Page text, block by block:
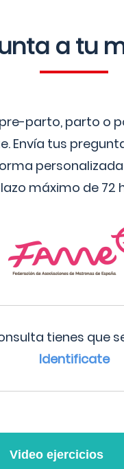
a tu
parto, parto o
Envía tus
máximo de 72
tienes que
Identificate
Video ejercicios